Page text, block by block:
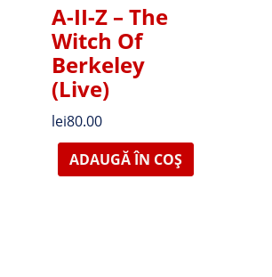
A-II-Z – The
Witch Of
Berkeley
(Live)
lei80.00
ADAUGĂ ÎN COȘ